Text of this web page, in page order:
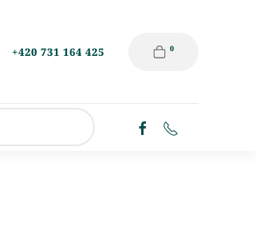
+420 731 164 425 0